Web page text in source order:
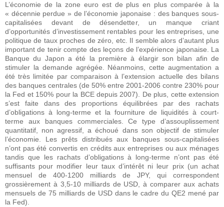
L’économie de la zone euro est de plus en plus comparée à la
« décennie perdue » de l’économie japonaise : des banques sous-
capitalisées devant de désendetter, un manque criant
d’opportunités d’investissement rentables pour les entreprises, une
politique de taux proches de zéro, etc. Il semble alors d’autant plus
important de tenir compte des leçons de l’expérience japonaise. La
Banque du Japon a été la première à élargir son bilan afin de
stimuler la demande agrégée. Néanmoins, cette augmentation a
été très limitée par comparaison à l’extension actuelle des bilans
des banques centrales (de 50% entre 2001-2006 contre 230% pour
la Fed et 150% pour la BCE depuis 2007). De plus, cette extension
s’est faite dans des proportions équilibrées par des rachats
d’obligations à long-terme et la fourniture de liquidités à court-
terme aux banques commerciales. Ce type d’assouplissement
quantitatif, non agressif, a échoué dans son objectif de stimuler
l’économie. Les prêts distribués aux banques sous-capitalisées
n’ont pas été convertis en crédits aux entreprises ou aux ménages
tandis que les rachats d’obligations à long-terme n’ont pas été
suffisants pour modifier leur taux d’intérêt ni leur prix (un achat
mensuel de 400-1200 milliards de JPY, qui correspondent
grossièrement à 3,5-10 milliards de USD, à comparer aux achats
mensuels de 75 milliards de USD dans le cadre du QE2 mené par
la Fed).